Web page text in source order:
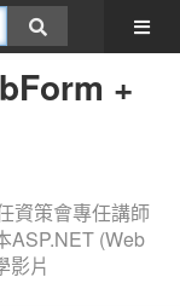
+
資策會專任講師
ASP.NET (Web
影片